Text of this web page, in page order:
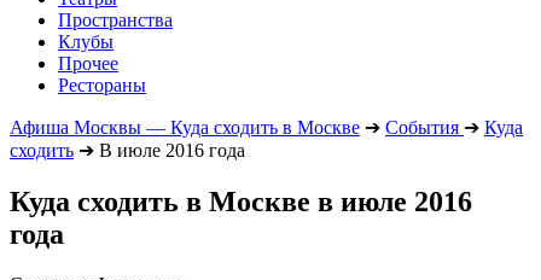
Пространства
Клубы
Прочее
Рестораны
Афиша Москвы — Куда сходить в Москве ➔ События ➔ Куда
сходить ➔ В июле 2016 года
Куда сходить в Москве в июле 2016
года